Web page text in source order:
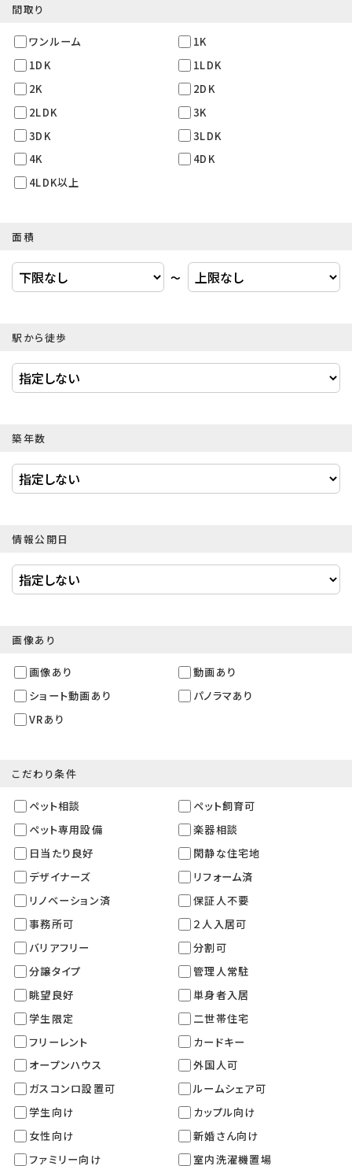
間取り
ワンルーム
1K
1DK
1LDK
2K
2DK
2LDK
3K
3DK
3LDK
4K
4DK
4LDK以上
面積
〜
駅から徒歩
築年数
情報公開日
画像あり
画像あり
動画あり
ショート動画あり
パノラマあり
VRあり
こだわり条件
ペット相談
ペット飼育可
ペット専用設備
楽器相談
日当たり良好
閑静な住宅地
デザイナーズ
リフォーム済
リノベーション済
保証人不要
事務所可
２人入居可
バリアフリー
分割可
分譲タイプ
管理人常駐
眺望良好
単身者入居
学生限定
二世帯住宅
フリーレント
カードキー
オープンハウス
外国人可
ガスコンロ設置可
ルームシェア可
学生向け
カップル向け
女性向け
新婚さん向け
ファミリー向け
室内洗濯機置場